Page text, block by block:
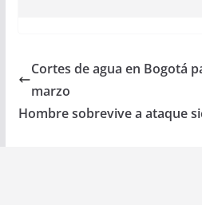
Cortes de agua en Bogotá
marzo
Hombre sobrevive a ataque